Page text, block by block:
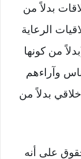
بدلاً من
الرعاية
من كونها
وآراءهم
بدلاً من
على أنه